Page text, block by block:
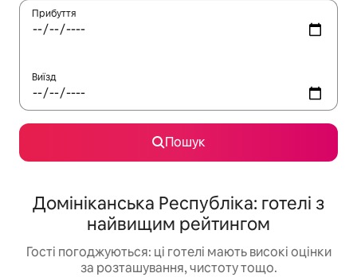
Прибуття
Виїзд
Пошук
Домініканська Республіка: готелі з
найвищим рейтингом
Гості погоджуються: ці готелі мають високі оцінки
за розташування, чистоту тощо.